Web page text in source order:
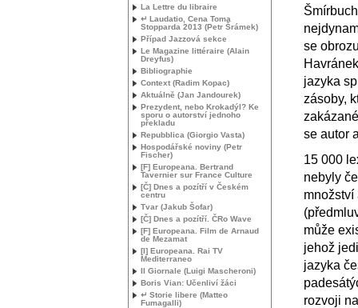
se
jazyka
zásoby,
se autor
15 000
nebyly
množství
může
jehož
jazyka
rozvoji
La Lettre du libraire
↵ Laudatio, Cena Toma
Stopparda 2013 (Petr Šrámek)
Případ Jazzová sekce
Le Magazine littéraire (Alain
Dreyfus)
Bibliographie
Context (Radim Kopac)
Aktuálně (Jan Jandourek)
Prezydent, nebo Krokadýl? Ke
sporu o autorství jednoho
překladu
Repubblica (Giorgio Vasta)
Hospodářské noviny (Petr
Fischer)
[F] Europeana. Bertrand
Tavernier sur France Culture
[Č] Dnes a pozítří v Českém
centru
Tvar (Jakub Šofar)
[Č] Dnes a pozítří. ČRo Wave
[F] Europeana. Film de Arnaud
de Mezamat
[I] Europeana. Rai TV
Mediterraneo
Il Giornale (Luigi Mascheroni)
Boris Vian: Učenliví žáci
↵ Storie libere (Matteo
Fumagalli)